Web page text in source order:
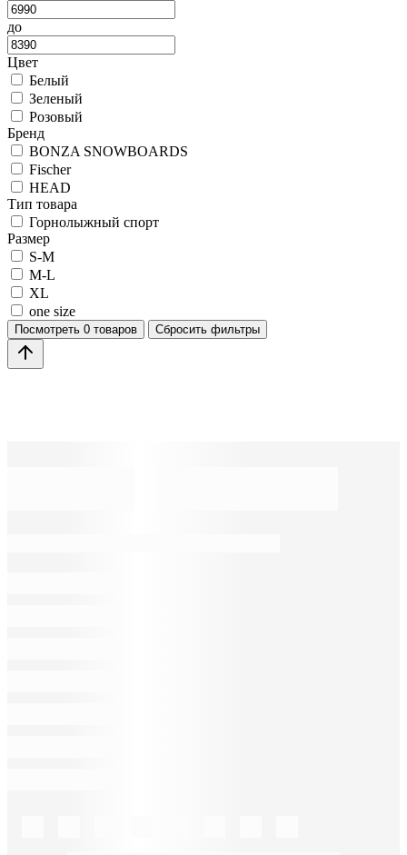
до
Цвет
Белый
Зеленый
Розовый
Бренд
BONZA SNOWBOARDS
Fischer
HEAD
Тип товара
Горнолыжный спорт
Размер
S-M
M-L
XL
one size
Посмотреть 0 товаров Сбросить фильтры